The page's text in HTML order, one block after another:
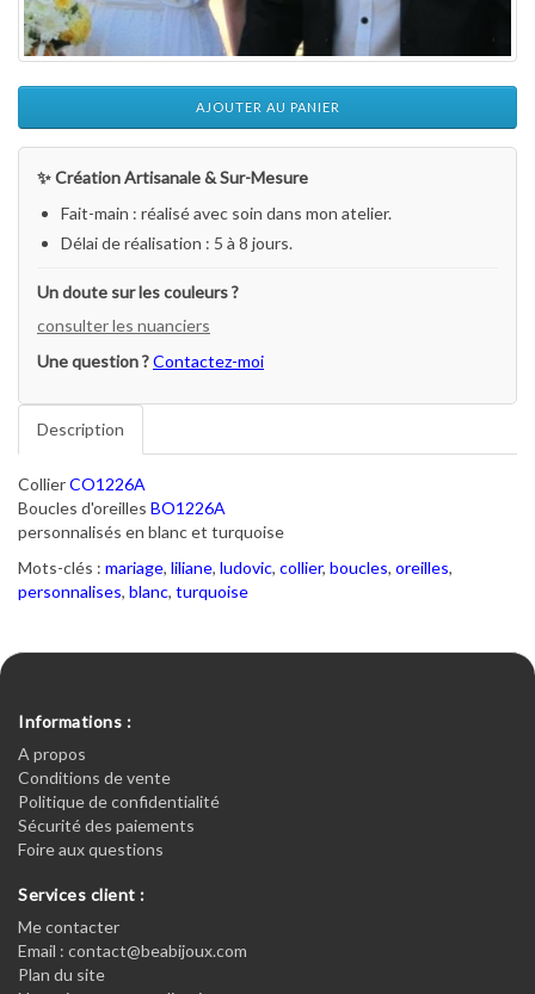
AJOUTER AU PANIER
✨ Création Artisanale & Sur-Mesure
Fait-main : réalisé avec soin dans mon atelier.
Délai de réalisation : 5 à 8 jours.
Un doute sur les couleurs ?
consulter les nuanciers
Une question ?Contactez-moi
Description
CollierCO1226A
Boucles d'oreilles BO1226A
personnalisés en blanc et turquoise
Mots-clés : mariage, liliane, ludovic, collier, boucles, oreilles,
personnalises, blanc, turquoise
Informations :
A propos
Conditions de vente
Politique de confidentialité
Sécurité des paiements
Foire aux questions
Services client :
Me contacter
Email : contact@beabijoux.com
Plan du site